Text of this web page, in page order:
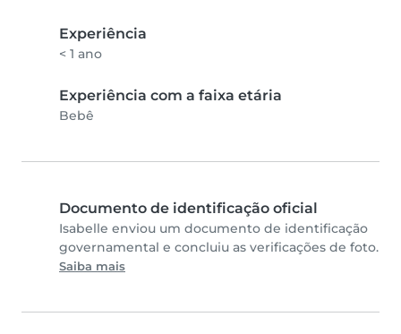
Experiência
< 1 ano
Experiência com a faixa etária
Bebê
Documento de identificação oficial
Isabelle enviou um documento de identificação
governamental e concluiu as verificações de foto.
Saiba mais